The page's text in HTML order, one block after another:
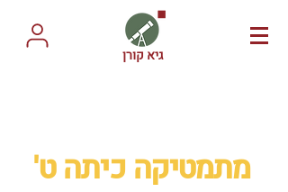
גיא קורן
מתמטיקה כיתה ט'